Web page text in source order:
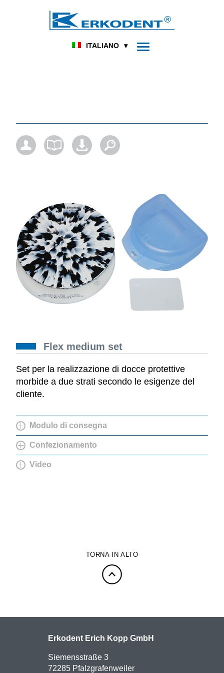
ITALIANO
DENTALE PODOLOGIA
HOME PRODUKT
Flex medium set
Set per la realizzazione di docce protettive
morbide a due strati secondo le esigenze del
cliente.
Modulo di consegna
Confezionamento
Video
TORNA IN ALTO
Erkodent Erich Kopp GmbH
Siemensstraße 3
72285 Pfalzgrafenweiler